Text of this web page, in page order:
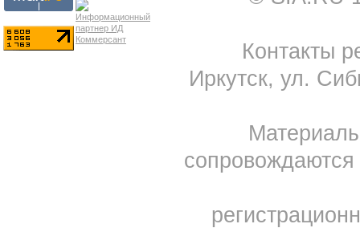
Контакты
Иркутск, ул.